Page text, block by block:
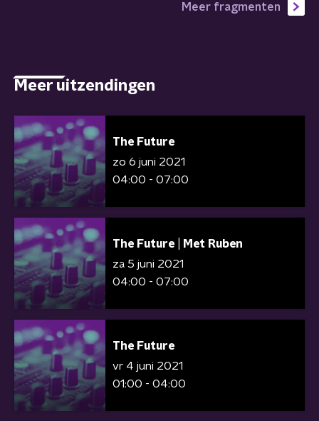
Meer fragmenten
Meer uitzendingen
The Future
zo 6 juni 2021
04:00 - 07:00
The Future | Met Ruben
za 5 juni 2021
04:00 - 07:00
The Future
vr 4 juni 2021
01:00 - 04:00